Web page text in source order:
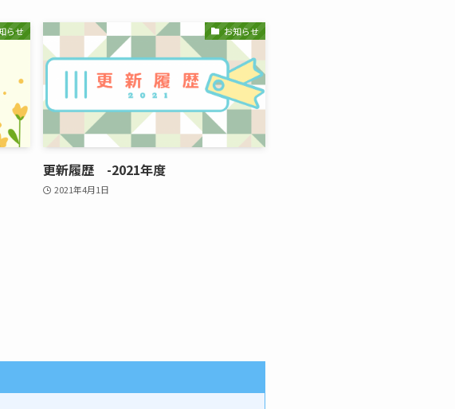
らせ お知らせ
更新履歴 -2021年度
2021年4月1日